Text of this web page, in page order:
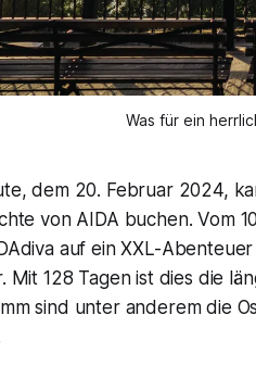
Was für ein
dem 20. Februar 2024,
von AIDA buchen. Vom
auf ein XXL-
Mit 128 Tagen ist dies die
sind unter anderem die